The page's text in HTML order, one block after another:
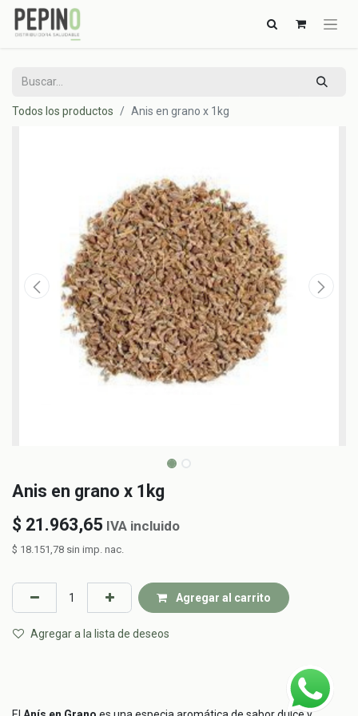
Todos los productos Anis en grano x 1kg
Anis en grano x 1kg
$ 21.963,65 IVA incluido
$ 18.151,78 sin imp. nac.
Agregar al carrito
Agregar a la lista de deseos